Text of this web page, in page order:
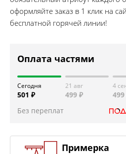
оформляйте заказ в 1 клик на
бесплатной горячей линии!
Оплата частями
Сегодня
501 ₽
21 авг
499 ₽
4
Без переплат
Примерка